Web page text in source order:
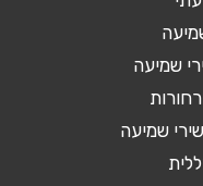
שמיעה
שמיעה